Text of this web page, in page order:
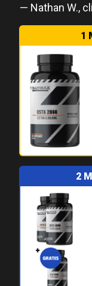
Nathan W.
1
2